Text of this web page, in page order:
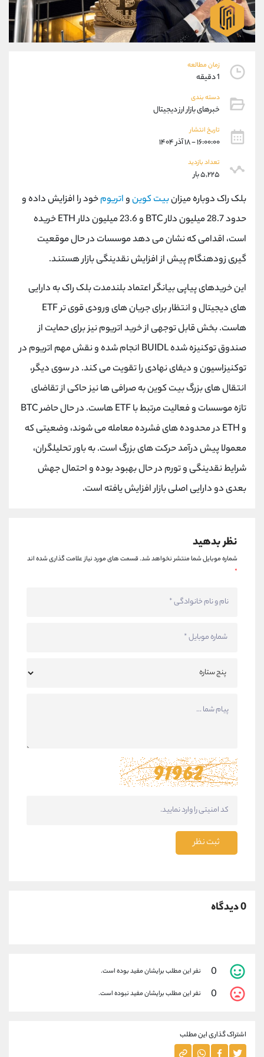
زمان مطالعه
1 دقیقه
دسته بندی
خبرهای بازار ارز دیجیتال
تاریخ انتشار
۱۶:۰۰:۰۰ - ۱۸ آذر ۱۴۰۴
تعداد بازدید
۵,۲۲۵ بار
بلک راک دوباره میزانبیت کوینواتریومخود را افزایش داده و
حدود 28.7 میلیون دلار BTC و 23.6 میلیون دلار ETH خریده
است، اقدامی که نشان می دهد موسسات در حال موقعیت
گیری زودهنگام پیش از افزایش نقدینگی بازار هستند.
این خریدهای پیاپی بیانگر اعتماد بلندمدت بلک راک به دارایی
های دیجیتال و انتظار برای جریان های ورودی قوی تر ETF
هاست. بخش قابل توجهی از خرید اتریوم نیز برای حمایت از
صندوق توکنیزه شده BUIDL انجام شده و نقش مهم اتریوم در
توکنیزاسیون و دیفای نهادی را تقویت می کند. در سوی دیگر،
انتقال های بزرگ بیت کوین به صرافی ها نیز حاکی از تقاضای
تازه موسسات و فعالیت مرتبط با ETF هاست. در حال حاضر BTC
و ETH در محدوده های فشرده معامله می شوند، وضعیتی که
معمولا پیش درآمد حرکت های بزرگ است. به باور تحلیلگران،
شرایط نقدینگی و تورم در حال بهبود بوده و احتمال جهش
بعدی دو دارایی اصلی بازار افزایش یافته است.
نظر بدهید
شماره موبایل شما منتشر نخواهد شد.قسمت های مورد نیاز علامت گذاری شده اند
*
ثبت نظر
0 دیدگاه
0 نفر این مطلب برایشان مفید بوده است.
0 نفر این مطلب برایشان مفید نبوده است.
اشتراک گذاری این مطلب
09927779040
واتساپ شروع گفتگو
تلگرام @Armteam_admin_por
پشتیبان فروش
موبایل
واتساپ
تلگرام
داخلی
اطلاعات تماس
تلفن 021-22021030
بدون پیش شماره 90001030
اینستاگرام @alireza.mehrabii
کانال تلگرام @alirezamehrabi_com